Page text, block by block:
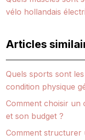
vélo hollandais
Articles
Quels sports sont
condition physique
Comment choisir un
et son budget ?
Comment structurer